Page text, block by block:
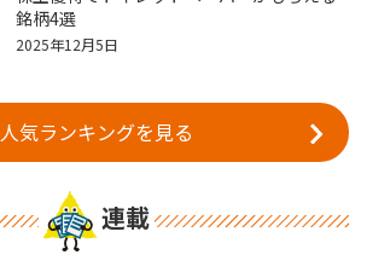
銘柄4選
2025年12月5日
人気ランキングを見る
連載